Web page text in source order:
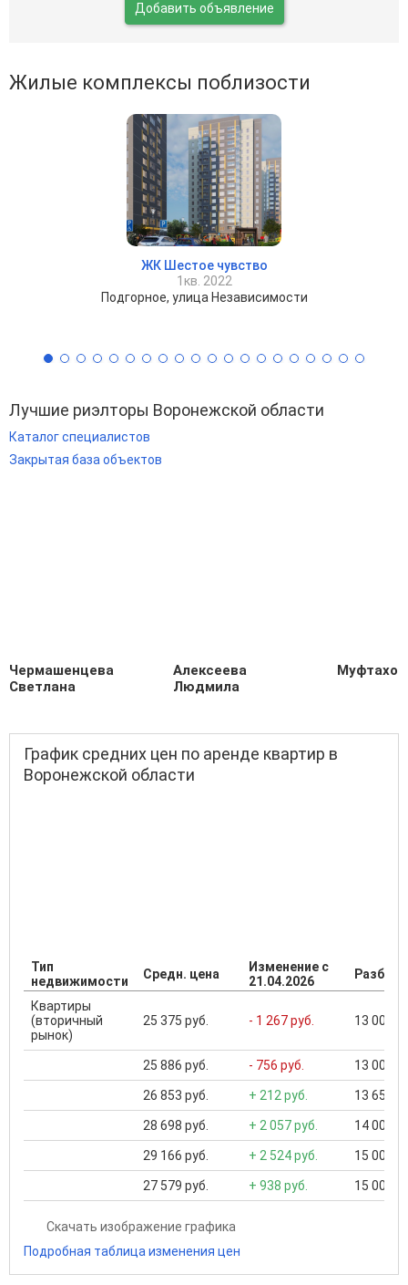
Добавить объявление
Жилые комплексы поблизости
ЖК Шестое чувство
1кв. 2022
Подгорное, улица Независимости
Лучшие риэлторы Воронежской области
Каталог специалистов
Закрытая база объектов
Чермашенцева
Светлана
Алексеева
Людмила
График средних цен по аренде квартир в
Воронежской области
Тип
недвижимости
Средн. цена
Изменение с
21.04.2026
Квартиры
(вторичный
рынок)
25 375 руб. - 1 267 руб. 13 000
25 886 руб. - 756 руб. 13 000
26 853 руб. + 212 руб. 13 650
28 698 руб. + 2 057 руб. 14 000
29 166 руб. + 2 524 руб. 15 000
27 579 руб. + 938 руб. 15 000
Скачать изображение графика
Подробная таблица изменения цен